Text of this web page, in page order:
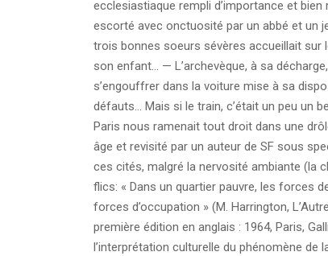
ecclesiastiaque rempli d’importance et
escorté avec onctuosité par un abbé et un
trois bonnes soeurs sévères accueillait sur
son enfant… — L’archevèque, à sa
s’engouffrer dans la voiture mise à sa
défauts… Mais si le train, c’était un peu un
Paris nous ramenait tout droit dans une
âge et revisité par un auteur de SF sous
ces cités, malgré la nervosité ambiante (la
flics: « Dans un quartier pauvre, les forces
forces d’occupation » (M. Harrington,
première édition en anglais : 1964, Paris,
l’interprétation culturelle du phénomène de